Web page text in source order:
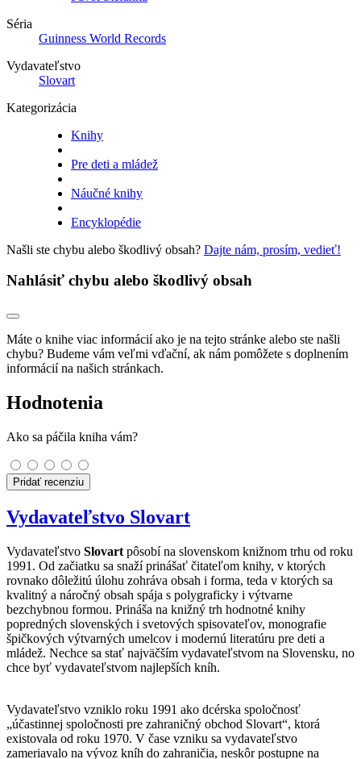
Séria
Guinness World Records
Vydavateľstvo
Slovart
Kategorizácia
Knihy
Pre deti a mládež
Náučné knihy
Encyklopédie
Našli ste chybu alebo škodlivý obsah? Dajte nám, prosím, vedieť!
Nahlásiť chybu alebo škodlivý obsah
Máte o knihe viac informácií ako je na tejto stránke alebo ste našli
chybu? Budeme vám veľmi vďační, ak nám pomôžete s doplnením
informácií na našich stránkach.
Hodnotenia
Ako sa páčila kniha vám?
Pridať recenziu
Vydavateľstvo Slovart
Vydavateľstvo Slovart pôsobí na slovenskom knižnom trhu od roku
1991. Od začiatku sa snaží prinášať čitateľom knihy, v ktorých
rovnako dôležitú úlohu zohráva obsah i forma, teda v ktorých sa
kvalitný a náročný obsah spája s polygraficky i výtvarne
bezchybnou formou. Prináša na knižný trh hodnotné knihy
popredných slovenských i svetových spisovateľov, monografie
špičkových výtvarných umelcov i modernú literatúru pre deti a
mládež. Nechce sa stať najväčším vydavateľstvom na Slovensku, no
chce byť vydavateľstvom najlepších kníh.
Vydavateľstvo vzniklo roku 1991 ako dcérska spoločnosť
„účastinnej spoločnosti pre zahraničný obchod Slovart“, ktorá
existovala od roku 1970. V čase vzniku sa vydavateľstvo
zameriavalo na vývoz kníh do zahraničia, neskôr postupne na